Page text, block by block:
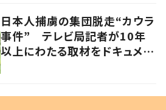
日本人捕虜の集団脱走“カウラ
事件” テレビ局記者が10年
以上にわたる取材をドキュメン